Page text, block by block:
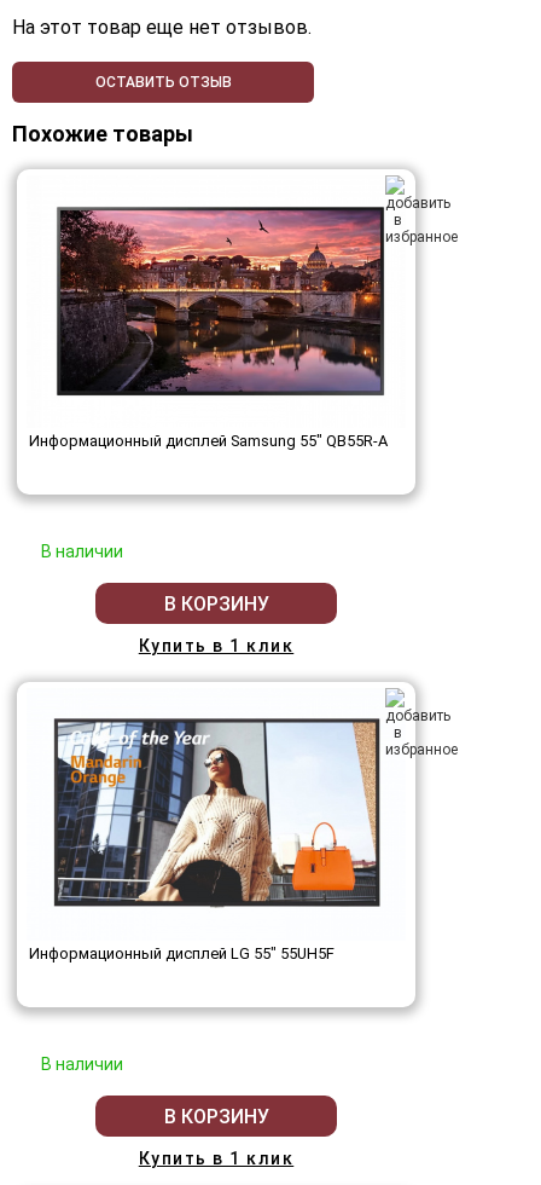
На этот товар еще нет отзывов.
ОСТАВИТЬ ОТЗЫВ
Похожие товары
Информационный дисплей Samsung 55" QB55R-A
В наличии
В КОРЗИНУ
Купить в 1 клик
Информационный дисплей LG 55" 55UH5F
В наличии
В КОРЗИНУ
Купить в 1 клик